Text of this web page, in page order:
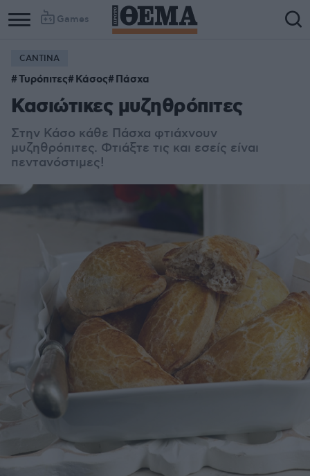
Games
CANTINA
Τυρόπιτες Κάσος Πάσχα
Κασιώτικες μυζηθρόπιτες
Στην Κάσο κάθε Πάσχα φτιάχνουν
μυζηθρόπιτες. Φτιάξτε τις και εσείς είναι
πεντανόστιμες!